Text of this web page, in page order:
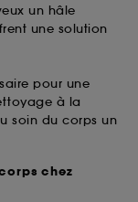
un hâle
une solution
pour une
à la
soin du corps un
chez